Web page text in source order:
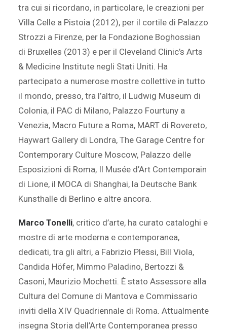
tra cui si ricordano, in particolare, le creazioni per
Villa Celle a Pistoia (2012), per il cortile di Palazzo
Strozzi a Firenze, per la Fondazione Boghossian
di Bruxelles (2013) e per il Cleveland Clinic’s Arts
& Medicine Institute negli Stati Uniti. Ha
partecipato a numerose mostre collettive in tutto
il mondo, presso, tra l’altro, il Ludwig Museum di
Colonia, il PAC di Milano, Palazzo Fourtuny a
Venezia, Macro Future a Roma, MART di Rovereto,
Haywart Gallery di Londra, The Garage Centre for
Contemporary Culture Moscow, Palazzo delle
Esposizioni di Roma, Il Musée d’Art Contemporain
di Lione, il MOCA di Shanghai, la Deutsche Bank
Kunsthalle di Berlino e altre ancora.
Marco Tonelli, critico d’arte, ha curato cataloghi e
mostre di arte moderna e contemporanea,
dedicati, tra gli altri, a Fabrizio Plessi, Bill Viola,
Candida Höfer, Mimmo Paladino, Bertozzi &
Casoni, Maurizio Mochetti. È stato Assessore alla
Cultura del Comune di Mantova e Commissario
inviti della XIV Quadriennale di Roma. Attualmente
insegna Storia dell’Arte Contemporanea presso